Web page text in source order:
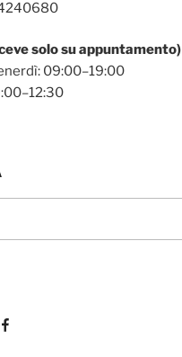
solo su appuntamento)
09:00–19:00